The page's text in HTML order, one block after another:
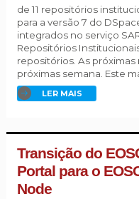
de 11 repositórios
para a versão 7 do
integrados no serviço
Repositórios
repositórios. As
próximas semana. Este
LER MAIS
Transição do
Portal para o
Node